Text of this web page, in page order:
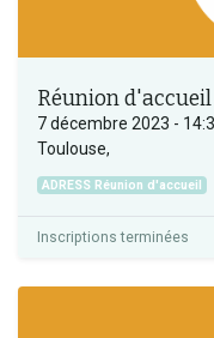
Réunion
7 décembre 2023 -
Toulouse,
ADRESS Réunion d'accueil
Inscriptions terminées